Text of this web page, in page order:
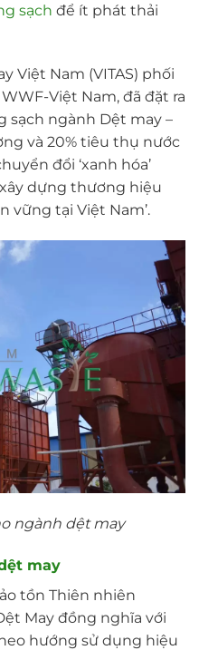
sạch để ít phát thải
Việt Nam (VITAS) phối
Việt Nam, đã đặt ra
sạch ngành Dệt may –
và 20% tiêu thụ nước
đổi ‘xanh hóa’
dựng thương hiệu
vững tại Việt Nam’.
ngành dệt may
may
tồn Thiên nhiên
May đồng nghĩa với
hướng sử dụng hiệu